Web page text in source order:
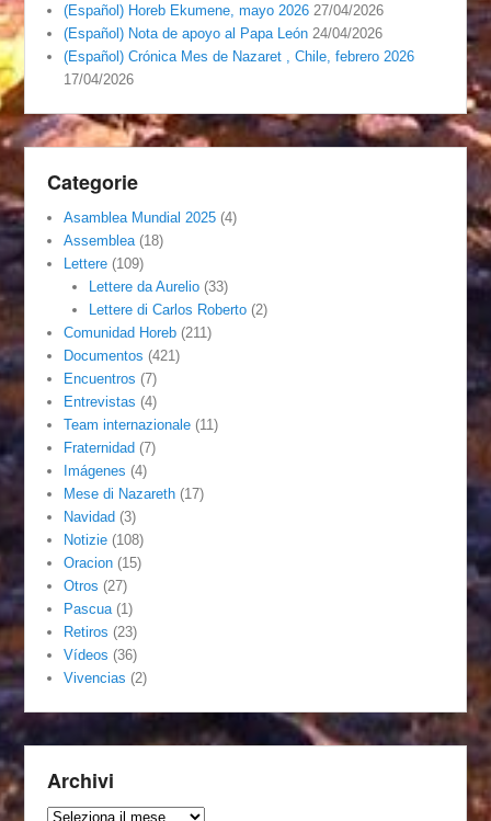
(Español) Horeb Ekumene, mayo 2026 27/04/2026
(Español) Nota de apoyo al Papa León 24/04/2026
(Español) Crónica Mes de Nazaret , Chile, febrero 2026
17/04/2026
Categorie
Asamblea Mundial 2025 (4)
Assemblea (18)
Lettere (109)
Lettere da Aurelio(33)
Lettere di Carlos Roberto(2)
Comunidad Horeb (211)
Documentos (421)
Encuentros (7)
Entrevistas (4)
Team internazionale (11)
Fraternidad (7)
Imágenes (4)
Mese di Nazareth (17)
Navidad (3)
Notizie (108)
Oracion (15)
Otros (27)
Pascua (1)
Retiros (23)
Vídeos (36)
Vivencias (2)
Archivi
Archivi